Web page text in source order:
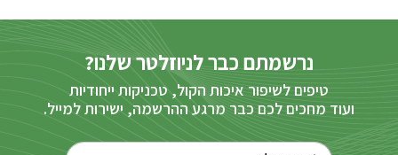
נרשמתם כבר לניוזלטר שלנו?
טיפים לשיפור איכות הקול, טכניקות ייחודיות
ועוד מחכים לכם כבר מרגע ההרשמה, ישירות למייל.